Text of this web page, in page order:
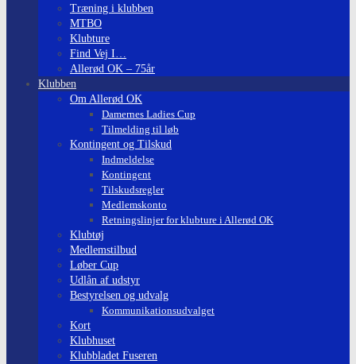
Træning i klubben
MTBO
Klubture
Find Vej I…
Allerød OK – 75år
Klubben
Om Allerød OK
Damernes Ladies Cup
Tilmelding til løb
Kontingent og Tilskud
Indmeldelse
Kontingent
Tilskudsregler
Medlemskonto
Retningslinjer for klubture i Allerød OK
Klubtøj
Medlemstilbud
Løber Cup
Udlån af udstyr
Bestyrelsen og udvalg
Kommunikationsudvalget
Kort
Klubhuset
Klubbladet Fuseren